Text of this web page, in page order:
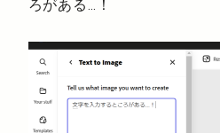
ろがある…！